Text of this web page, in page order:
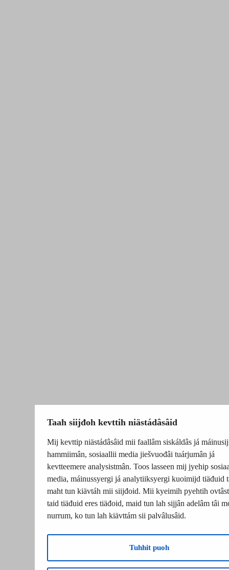
Taah siijđoh kevttih niästádâsâid
Mij kevttip niästádâsâid mii faallâm siskáldâs já máinusij
hammiimân, sosiaallii media jiešvuođâi tuárjumân já
kevtteemere analysistmân. Toos lasseen mij jyehip
media, máinussyergi já analytiiksyergi kuoimijd tiäđuid
maht tun kiävtáh mii siijđoid. Mii kyeimih pyehtih
taid tiäđuid eres tiäđoid, maid tun lah sijjân adelâm tâi
nurrum, ko tun lah kiävttám sii palvâlusâid.
Tuhhit puoh